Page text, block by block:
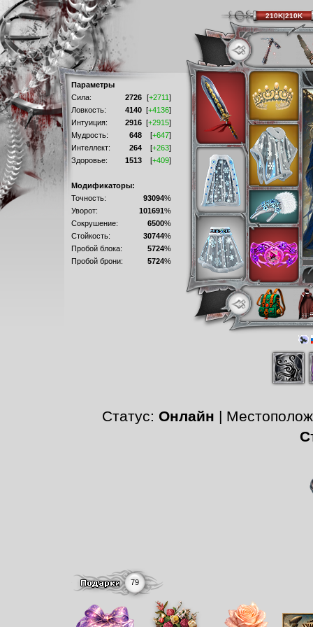
Параметры
Сила:
2726 [+2711]
Ловкость:
4140 [+4136]
Интуиция:
2916 [+2915]
Мудрость:
648 [+647]
Интеллект:
264 [+263]
Здоровье:
1513 [+409]
Модификаторы:
Точность:
93094%
Уворот:
101691%
Сокрушение:
6500%
Стойкость:
30744%
Пробой блока:
5724%
Пробой брони:
5724%
Статус: Онлайн |
79
210K|210K